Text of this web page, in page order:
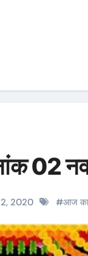
02
2020 #आज का